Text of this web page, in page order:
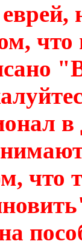
в
что